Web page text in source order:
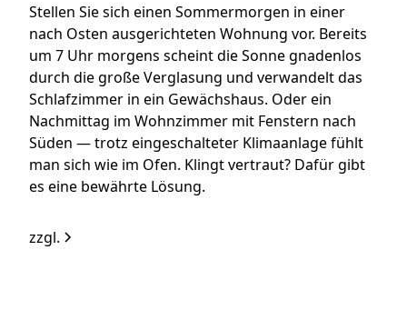
Stellen Sie sich einen Sommermorgen in einer
nach Osten ausgerichteten Wohnung vor. Bereits
um 7 Uhr morgens scheint die Sonne gnadenlos
durch die große Verglasung und verwandelt das
Schlafzimmer in ein Gewächshaus. Oder ein
Nachmittag im Wohnzimmer mit Fenstern nach
Süden — trotz eingeschalteter Klimaanlage fühlt
man sich wie im Ofen. Klingt vertraut? Dafür gibt
es eine bewährte Lösung.
zzgl.